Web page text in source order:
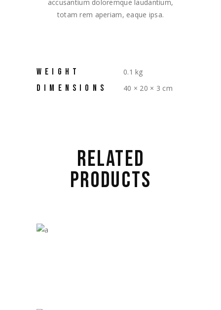
accusantium doloremque laudantium,
totam rem aperiam, eaque ipsa.
WEIGHT 0.1 kg
DIMENSIONS 40 × 20 × 3 cm
RELATED
PRODUCTS